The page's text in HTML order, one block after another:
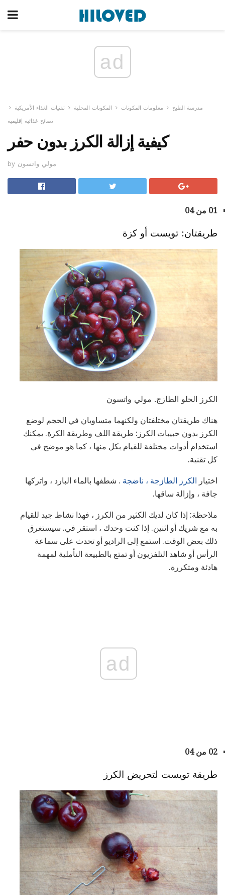
ad
مدرسة الطبخ معلومات المكونات المكونات المحلية
تقنيات الغذاء الأمريكية
نصائح غذائية إقليمية
كيفية إزالة الكرز بدون حفر
by مولي واتسون
01 من 04
طريقتان: تويست أو كزة
الكرز الحلو الطازج. مولي واتسون
هناك طريقتان مختلفتان ولكنهما متساويان في الحجم لوضع
الكرز بدون حبيبات الكرز: طريقة اللف وطريقة الكزة. يمكنك
استخدام أدوات مختلفة للقيام بكل منها ، كما هو موضح في
كل تقنية.
اختيار الكرز الطازجة ، ناضجة . شطفها بالماء البارد ، واتركها
جافة ، وإزالة ساقها.
ملاحظة: إذا كان لديك الكثير من الكرز ، فهذا نشاط جيد للقيام
به مع شريك أو اثنين. إذا كنت وحدك ، استقر في. سيستغرق
ذلك بعض الوقت. استمع إلى الراديو أو تحدث على سماعة
الرأس أو شاهد التلفزيون أو تمتع بالطبيعة التأملية لمهمة
هادئة ومتكررة.
ad
02 من 04
طريقة تويست لتحريض الكرز